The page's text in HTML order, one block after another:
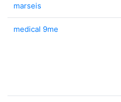
marseis
medical 9me